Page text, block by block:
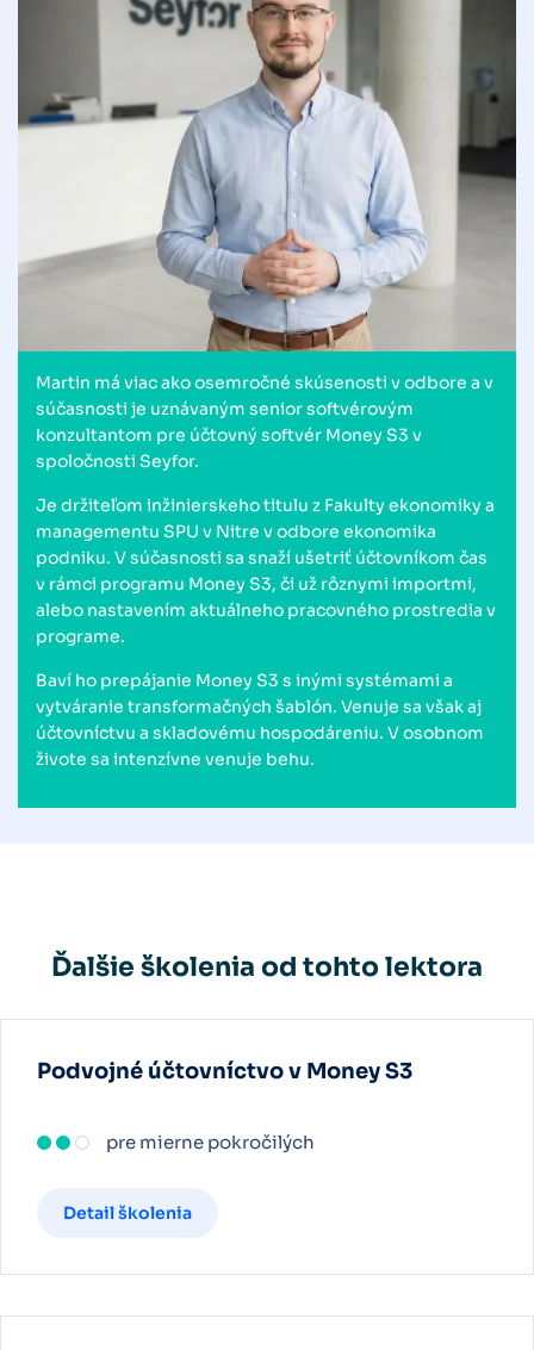
Martin má viac ako osemročné skúsenosti v odbore a v
súčasnosti je uznávaným senior softvérovým
konzultantom pre účtovný softvér Money S3 v
spoločnosti Seyfor.
Je držiteľom inžinierskeho titulu z Fakulty ekonomiky a
managementu SPU v Nitre v odbore ekonomika
podniku. V súčasnosti sa snaží ušetriť účtovníkom čas
v rámci programu Money S3, či už rôznymi importmi,
alebo nastavením aktuálneho pracovného prostredia v
programe.
Baví ho prepájanie Money S3 s inými systémami a
vytváranie transformačných šablón. Venuje sa však aj
účtovníctvu a skladovému hospodáreniu. V osobnom
živote sa intenzívne venuje behu.
Ďalšie školenia od tohto lektora
Podvojné účtovníctvo v Money S3
pre mierne pokročilých
Detail školenia